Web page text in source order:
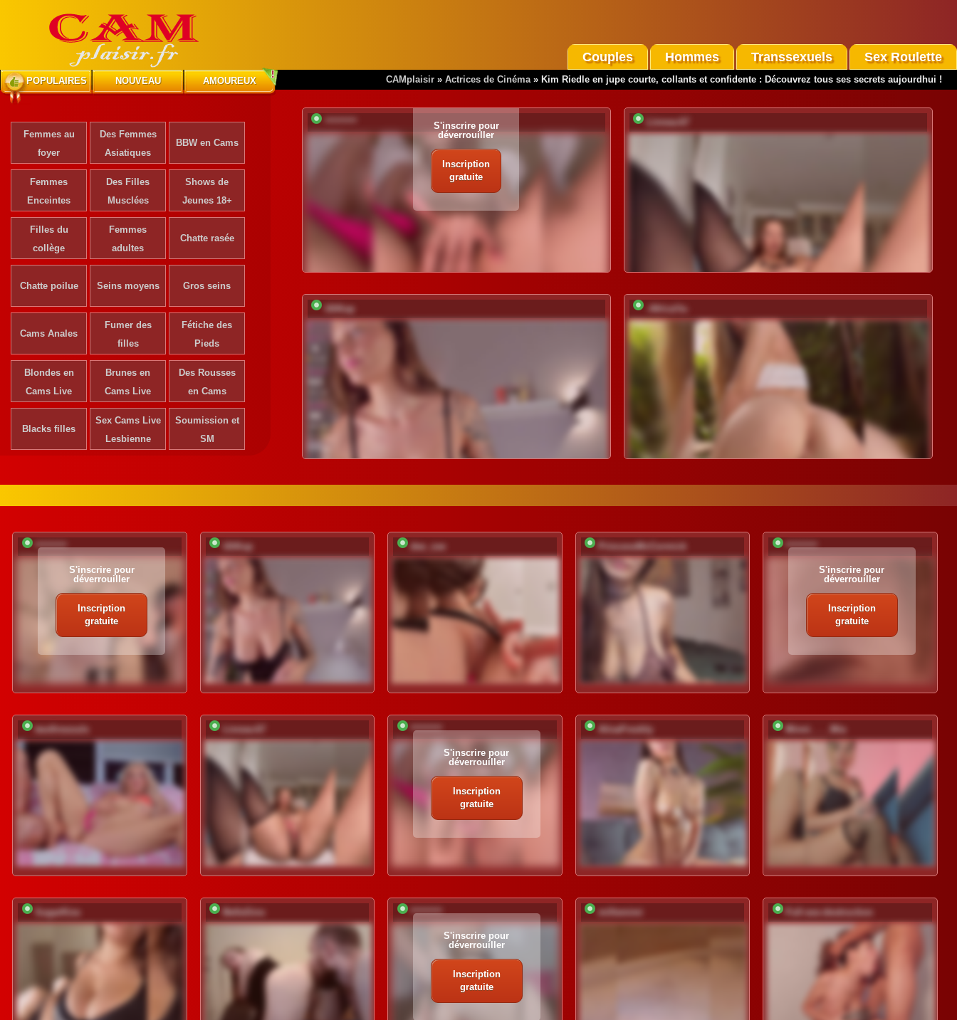
POPULAIRES NOUVEAU AMOUREUX
Couples Hommes Transsexuels Sex Roulette
CAMplaisir » Actrices de Cinéma» Kim Riedle en jupe courte, collants et confidente : Découvrez tous ses secrets aujourdhui !
Femmes au
foyer
Des Femmes
Asiatiques
BBW en Cams
Femmes
Enceintes
Des Filles
Musclées
Shows de
Jeunes 18+
Filles du
collège
Femmes
adultes
Chatte rasée
Chatte poilue Seins moyens Gros seins
Cams Anales
Fumer des
filles
Fétiche des
Pieds
Blondes en
Cams Live
Brunes en
Cams Live
Des Rousses
en Cams
Blacks filles
Sex Cams Live
Lesbienne
Soumission et
SM
*********
S'inscrire pour
déverrouiller
Inscription
gratuite
Linnea-67
UliKop -AfricaYa-
*********
S'inscrire pour
déverrouiller
Inscription
gratuite
UliKop dee_zee PrincessMcCormick *********
S'inscrire pour
déverrouiller
Inscription
gratuite
twofiresouls Linnea-67 *********
S'inscrire pour
déverrouiller
Inscription
gratuite
AlisaFreshly Minni____Mia
SugarKiss BellaSins *********
S'inscrire pour
déverrouiller
Inscription
gratuite
millemimi Full-sex-destruction